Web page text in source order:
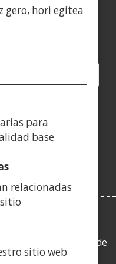
gero, hori egitea
para
base
relacionadas
sitio web
leiholeiholeiho
en la Ley 19/2013, de
acceso a la